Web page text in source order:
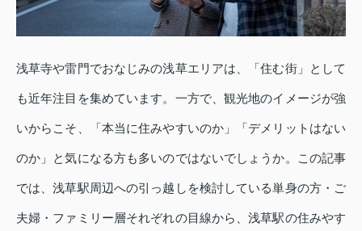
浅草寺や雷門でおなじみの浅草エリアは、「住む街」として
も近年注目を集めています。一方で、観光地のイメージが強
いからこそ、「本当に住みやすいのか」「デメリットはない
のか」と気になる方も多いのではないでしょうか。この記事
では、浅草駅周辺への引っ越しを検討している単身の方・ご
夫婦・ファミリー層それぞれの目線から、浅草駅の住みやす